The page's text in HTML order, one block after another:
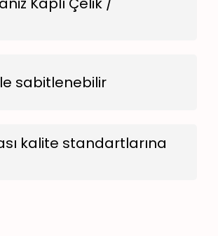
sabitlenebilir
kalite standartlarına